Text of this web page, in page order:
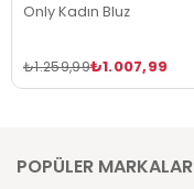
Only Kadın Bluz
₺1.007,99
₺1.259,99
POPÜLER MARKALAR